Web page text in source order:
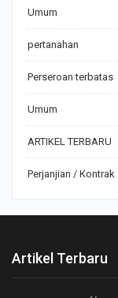
Umum
pertanahan
Perseroan terbatas
Umum
ARTIKEL TERBARU
Perjanjian / Kontrak
Artikel Terbaru